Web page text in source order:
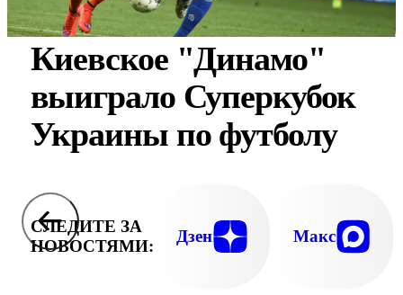
Киевское "Динамо"
выиграло Суперкубок
Украины по футболу
СЛЕДИТЕ ЗА
НОВОСТЯМИ:
Дзен Макс